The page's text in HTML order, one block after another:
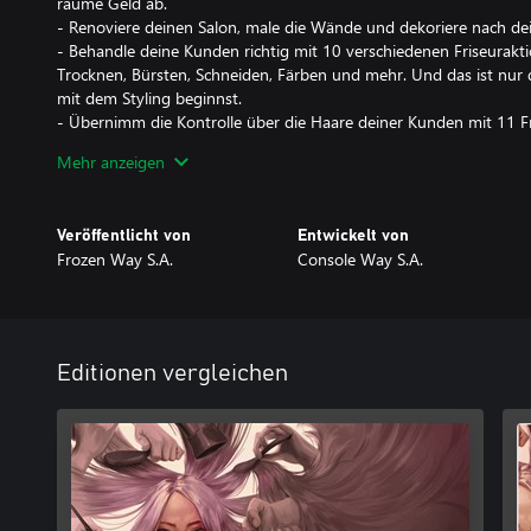
- Renoviere deinen Salon, male die Wände und dekoriere nach
- Behandle deine Kunden richtig mit 10 verschiedenen
Trocknen, Bürsten, Schneiden, Färben und mehr. Und das ist
mit dem Styling beginnst.
- Übernimm die Kontrolle über die Haare deiner Kunden mit 11
- Verwalte deinen Salon - von der Wirtschaft bis zum schmutzigen
WERDE EIN FRISÖR
Balayage, Dauerwelle oder Highlights - die Gestaltung liegt bei dir!
Verbessere deine Stylingfähigkeiten und erfülle die Erwartungen
ERSTELLE EINEN CHARAKTER
Glatt, gelockt oder vielleicht möchtest du einen Pony, um einen
In Hairdresser hast du die Möglichkeit, mit deinen Kunden zu
Verändere den Look deiner Kunden oder versuche, dich selbst
es an der Zeit, eine neue Frisur auszuprobieren? Der Sandbox-
Möglichkeiten!
Mehr anzeigen
Veröffentlicht von
Frozen Way S.A.
Entwickelt von
Console Way S.A.
Editionen vergleichen